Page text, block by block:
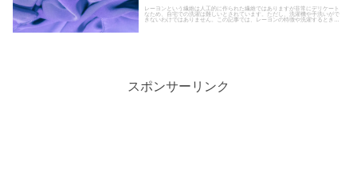
レーヨンという繊維は人工的に作られた繊維ではありますが非常にデリケート
なため、自宅での洗濯は難しいとされています。ただし、洗濯機や手洗いがで
きないわけではありません。この記事では、レーヨンの特徴や洗濯するときの
スポンサーリンク